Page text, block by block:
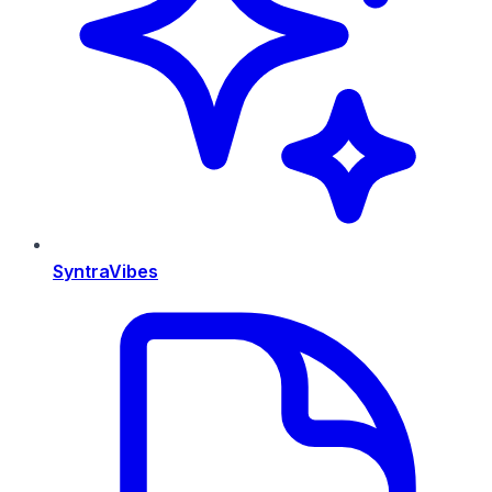
SyntraVibes